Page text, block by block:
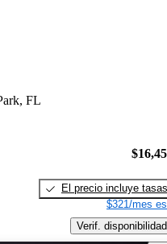
FL
El precio incluye tasas
$321/mes
Verif. disponibilidad